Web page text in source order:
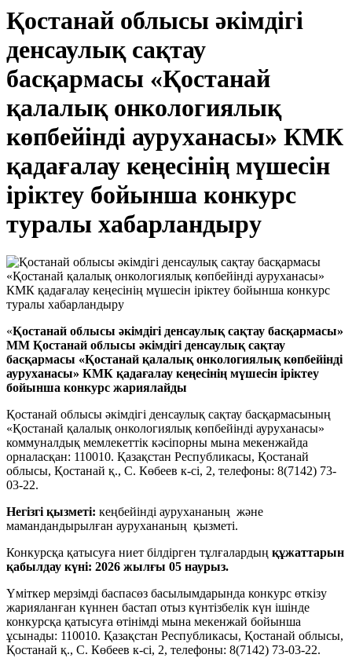
Қостанай облысы әкімдігі
денсаулық сақтау
басқармасы «Қостанай
қалалық онкологиялық
көпбейінді ауруханасы» КМК
қадағалау кеңесінің мүшесін
іріктеу бойынша конкурс
туралы хабарландыру
«Қостанай облысы әкімдігі денсаулық сақтау басқармасы»
ММ Қостанай облысы әкімдігі денсаулық сақтау
басқармасы «Қостанай қалалық онкологиялық көпбейінді
ауруханасы» КМК қадағалау кеңесінің мүшесін іріктеу
бойынша конкурс жариялайды
Қостанай облысы әкімдігі денсаулық сақтау басқармасының
«Қостанай қалалық онкологиялық көпбейінді ауруханасы»
коммуналдық мемлекеттік кәсіпорны мына мекенжайда
орналасқан: 110010. Қазақстан Республикасы, Қостанай
облысы, Қостанай қ., С. Көбеев к-сі, 2, телефоны: 8(7142) 73-
03-22.
Негізгі қызметі: кеңбейінді аурухананың және
мамандандырылған аурухананың қызметі.
Конкурсқа қатысуға ниет білдірген тұлғалардың құжаттарын
қабылдау күні: 2026 жылғы 05 наурыз.
Үміткер мерзімді баспасөз басылымдарында конкурс өткізу
жарияланған күннен бастап отыз күнтізбелік күн ішінде
конкурсқа қатысуға өтінімді мына мекенжай бойынша
ұсынады: 110010. Қазақстан Республикасы, Қостанай облысы,
Қостанай қ., С. Көбеев к-сі, 2, телефоны: 8(7142) 73-03-22.